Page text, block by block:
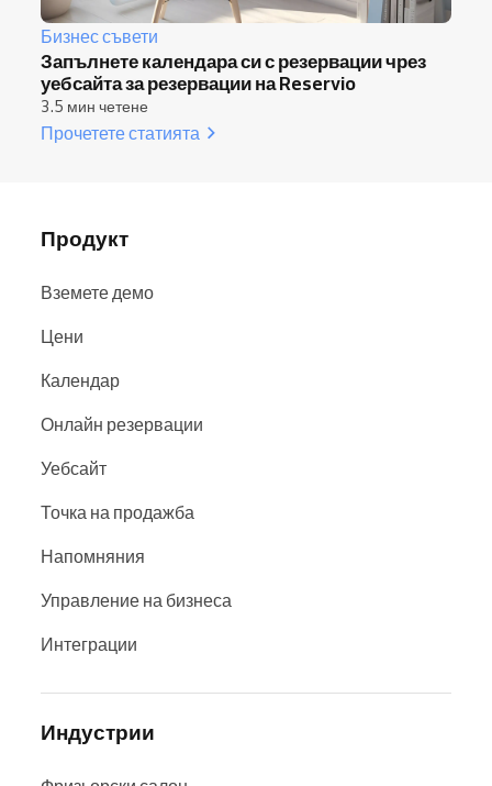
Бизнес съвети
Запълнете календара си с резервации чрез
уебсайта за резервации на Reservio
3.5 мин четене
Прочетете статията
Продукт
Вземете демо
Цени
Календар
Онлайн резервации
Уебсайт
Точка на продажба
Напомняния
Управление на бизнеса
Интеграции
Индустрии